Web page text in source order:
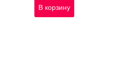
В корзину